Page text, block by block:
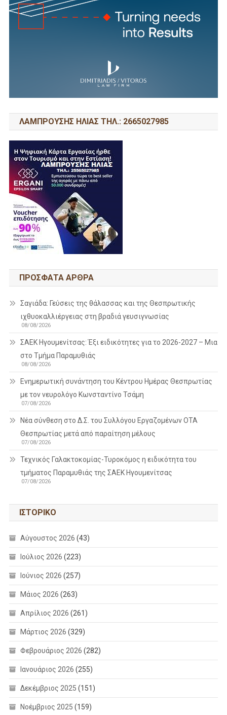
ΛΑΜΠΡΟΥΣΗΣ ΗΛΙΑΣ ΤΗΛ.: 2665027985
ΠΡΌΣΦΑΤΑ ΆΡΘΡΑ
Σαγιάδα: Γεύσεις της θάλασσας και της Θεσπρωτικής
ιχθυοκαλλιέργειας στη βραδιά γευσιγνωσίας
08/08/2026
ΣΑΕΚ Ηγουμενίτσας: Έξι ειδικότητες για το 2026-2027 – Μια
στο Τμήμα Παραμυθιάς
08/08/2026
Ενημερωτική συνάντηση του Κέντρου Ημέρας Θεσπρωτίας
με τον νευρολόγο Κωνσταντίνο Τσάμη
07/08/2026
Νέα σύνθεση στο Δ.Σ. του Συλλόγου Εργαζομένων ΟΤΑ
Θεσπρωτίας μετά από παραίτηση μέλους
07/08/2026
Τεχνικός Γαλακτοκομίας-Τυροκόμος η ειδικότητα του
τμήματος Παραμυθιάς της ΣΑΕΚ Ηγουμενίτσας
07/08/2026
ΙΣΤΟΡΙΚΌ
Αύγουστος 2026 (43)
Ιούλιος 2026 (223)
Ιούνιος 2026 (257)
Μάιος 2026 (263)
Απρίλιος 2026 (261)
Μάρτιος 2026 (329)
Φεβρουάριος 2026 (282)
Ιανουάριος 2026 (255)
Δεκέμβριος 2025 (151)
Νοέμβριος 2025 (159)